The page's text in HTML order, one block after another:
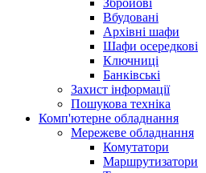
Збройові
Вбудовані
Архівні шафи
Шафи осередкові
Ключниці
Банківські
Захист інформації
Пошукова техніка
Комп'ютерне обладнання
Мережеве обладнання
Комутатори
Маршрутизатори